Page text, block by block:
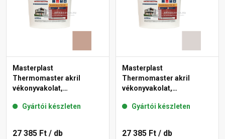
Masterplast
Thermomaster akril
vékonyvakolat,
13-C 25 kg
Gyártói készleten
27 385 Ft / db
Masterplast
Thermomaster akril
vékonyvakolat,
49-E 25 kg
Gyártói készleten
27 385 Ft / db